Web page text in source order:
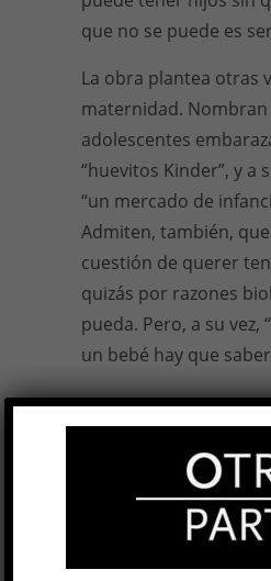
que no se puede es
La obra plantea otras
maternidad. Nombran
adolescentes
“huevitos Kinder”, y a
“un mercado de
Admiten, también,
cuestión de querer
quizás por razones
pueda. Pero, a su vez,
un bebé hay que
Mujeres que no fueron
organización
Lala Pasquinelli,
los resultados de una
de diez mil mujeres